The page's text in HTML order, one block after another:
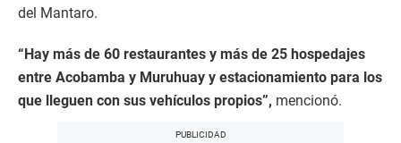
del Mantaro.
“Hay más de 60 restaurantes y más de 25 hospedajes
entre Acobamba y Muruhuay y estacionamiento para los
que lleguen con sus vehículos propios”, mencionó.